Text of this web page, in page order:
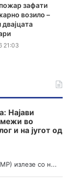
зафати
возило –
21:03
Најави
во
и на југот од
излезе со н...